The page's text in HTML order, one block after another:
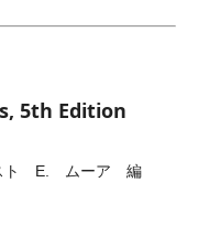
5th Edition
ト E. ムーア 編